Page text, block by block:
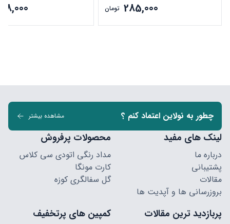
285,000 تومان
چطور به نولاین اعتماد کنم ؟ مشاهده بیشتر
لینک های مفید
درباره ما
پشتیبانی
مقالات
بروزرسانی ها و آپدیت ها
محصولات پرفروش
مداد رنگی اتودی سی کلاس
کارت مونگا
گل سفالگری کوزه
پربازدید ترین مقالات کمپین های پرتخفیف